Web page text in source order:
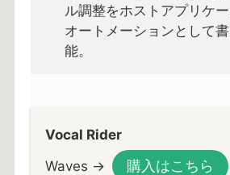
ル調整をホストアプリケ
オートメーションとして
能。
Vocal Rider
Waves →
購入はこちら